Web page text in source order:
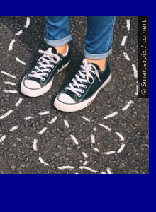
© Smarterpix / tomert